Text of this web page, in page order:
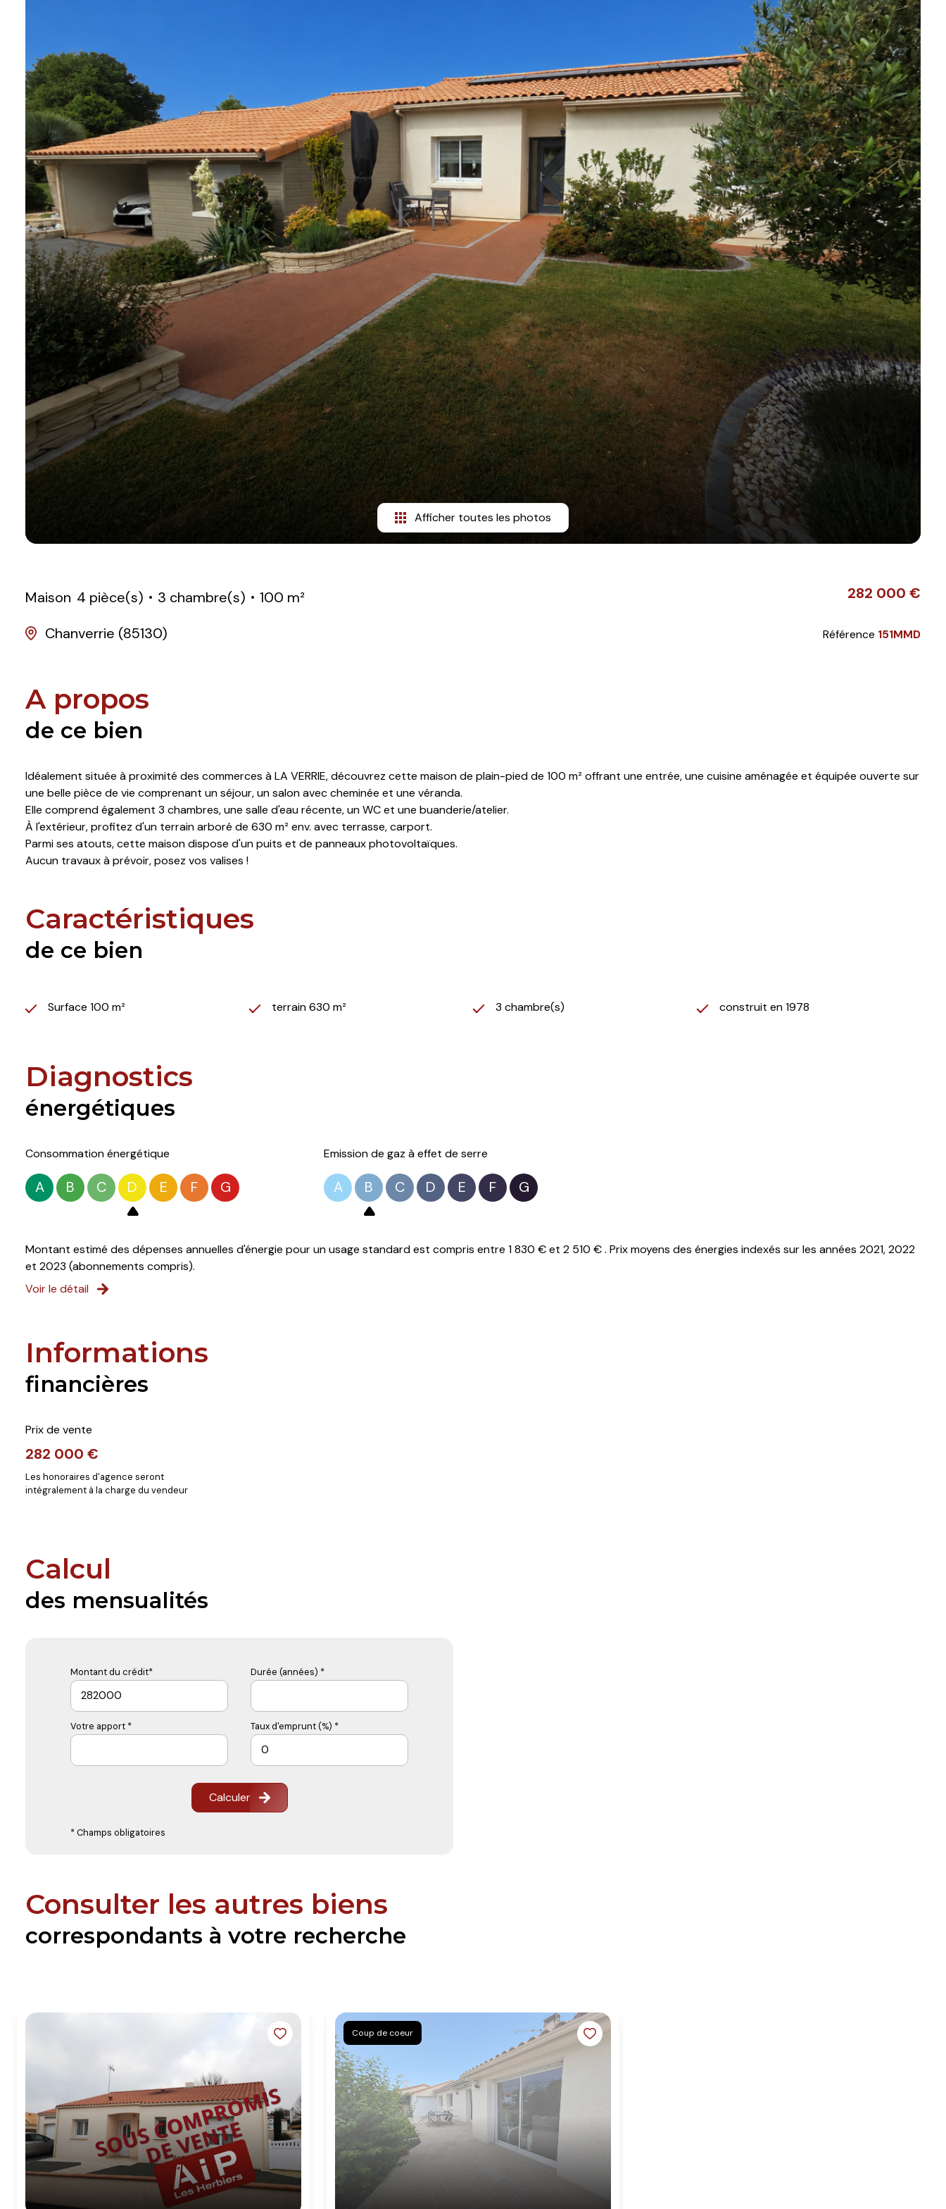
Afficher toutes les photos
Maison 4 pièce(s) 3 chambre(s)
100 m²
Chanverrie (85130)
282 000 €
Référence 151MMD
A propos
de ce bien
Idéalement située à proximité des commerces à LA VERRIE, découvrez cette maison de plain-pied de 100 m² offrant une entrée, une cuisine aménagée et équipée ouverte sur
une belle pièce de vie comprenant un séjour, un salon avec cheminée et une véranda.
Elle comprend également 3 chambres, une salle d'eau récente, un WC et une buanderie/atelier.
À l'extérieur, profitez d'un terrain arboré de 630 m² env. avec terrasse, carport.
Parmi ses atouts, cette maison dispose d'un puits et de panneaux photovoltaïques.
Aucun travaux à prévoir, posez vos valises !
Caractéristiques
de ce bien
Surface 100 m² terrain 630 m² 3 chambre(s) construit en 1978
Diagnostics
énergétiques
Consommation énergétique
A B C D E F G
Emission de gaz à effet de serre
A B C D E F G
Montant estimé des dépenses annuelles d'énergie pour un usage standard est compris entre 1 830 € et 2 510 € . Prix moyens des énergies indexés sur les années 2021, 2022
et 2023 (abonnements compris).
Voir le détail
Informations
financières
Prix de vente
282 000 €
Les honoraires d'agence seront
intégralement à la charge du vendeur
Calcul
des mensualités
Montant du crédit* Durée (années) *
Votre apport * Taux d'emprunt (%) *
Calculer
* Champs obligatoires
Consulter les autres biens
correspondants à votre recherche
Coup de coeur